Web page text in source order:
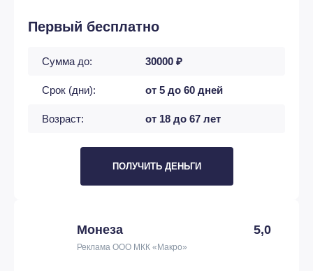
Первый бесплатно
Сумма до: 30000 ₽
Срок (дни): от 5 до 60 дней
Возраст: от 18 до 67 лет
ПОЛУЧИТЬ ДЕНЬГИ
Монеза 5,0
Реклама ООО МКК «Макро»